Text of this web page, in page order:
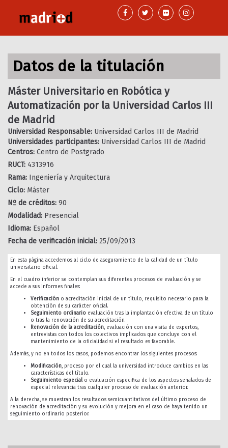
contenido
principal
Datos de la titulación
Máster Universitario en Robótica y
Automatización por la Universidad Carlos III
de Madrid
Universidad Responsable: Universidad Carlos III de Madrid
Universidades participantes: Universidad Carlos III de Madrid
Centros: Centro de Postgrado
RUCT: 4313916
Rama: Ingeniería y Arquitectura
Ciclo: Máster
Nº de créditos: 90
Modalidad: Presencial
Idioma: Español
Fecha de verificación inicial: 25/09/2013
En esta página accedemos al ciclo de aseguramiento de la calidad de un título
universitario oficial.
En el cuadro inferior se contemplan sus diferentes procesos de evaluación y se
accede a sus informes finales:
Verificación o acreditación inicial de un título, requisito necesario para la
obtención de su carácter oficial.
Seguimiento ordinario evaluación tras la implantación efectiva de un título
o tras la renovación de su acreditación.
Renovación de la acreditación, evaluación con una visita de expertos,
entrevistas con todos los colectivos implicados que concluye con el
mantenimiento de la oficialidad si el resultado es favorable.
Además, y no en todos los casos, podemos encontrar los siguientes procesos:
Modificación, proceso por el cual la universidad introduce cambios en las
características del título.
Seguimiento especialo evaluación especifica de los aspectos señalados de
especial relevancia tras cualquier proceso de evaluación anterior.
A la derecha, se muestran los resultados semicuantitativos del último proceso de
renovación de acreditación y su evolución y mejora en el caso de haya tenido un
seguimiento ordinario posterior.